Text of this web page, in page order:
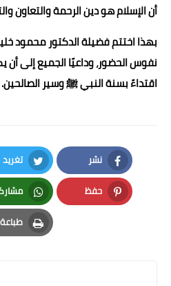
أن الإسلام هو دين الرحمة والتعاون
بهذا اختتم فضيلة الدكتور محمود
نفوس الحضور، وداعيًا الجميع إلى
اقتداءً بسنة النبي ﷺ وسير الصالحين.
نشر
Facebook
تغريد
Twitter
حفظ
Pinterest
طباعة
Print